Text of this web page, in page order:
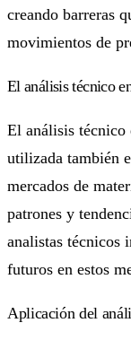
creando barreras
movimientos de
El análisis técnico
El análisis técnico
utilizada también
mercados de
patrones y
analistas técnicos
futuros en estos
Aplicación del